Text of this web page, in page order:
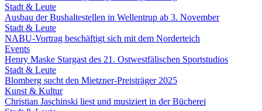
Stadt & Leute
Ausbau der Bushaltestellen in Wellentrup ab 3. November
Stadt & Leute
NABU-Vortrag beschäftigt sich mit dem Norderteich
Events
Henry Maske Stargast des 21. Ostwestfälischen Sportstudios
Stadt & Leute
Blomberg sucht den Mietzner-Preisträger 2025
Kunst & Kultur
Christian Jaschinski liest und musiziert in der Bücherei